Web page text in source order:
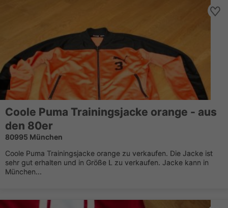
Coole Puma Trainingsjacke orange - aus
den 80er
80995 München
Coole Puma Trainingsjacke orange zu verkaufen. Die Jacke ist
sehr gut erhalten und in Größe L zu verkaufen. Jacke kann in
München...